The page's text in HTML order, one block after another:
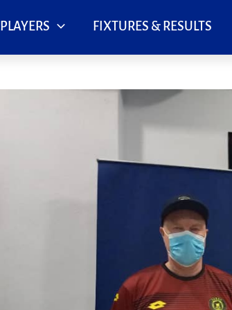
PLAYERS FIXTURES & RESULTS